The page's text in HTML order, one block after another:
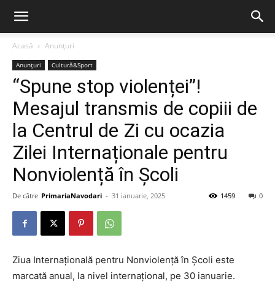
Acasă Anunțuri
Anunțuri Cultură&Sport
“Spune stop violenței”!
Mesajul transmis de copiii de
la Centrul de Zi cu ocazia
Zilei Internaționale pentru
Nonviolență în Școli
De către PrimariaNavodari - 31 ianuarie, 2025 0
1459
Ziua Internațională pentru Nonviolență în Școli este
marcată anual, la nivel internațional, pe 30 ianuarie.